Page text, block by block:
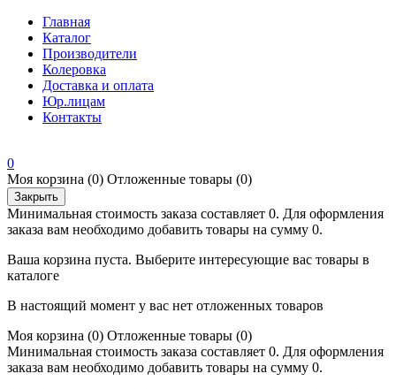
Главная
Каталог
Производители
Колеровка
Доставка и оплата
Юр.лицам
Контакты
0
Моя корзина (0) Отложенные товары (0)
Закрыть
Минимальная стоимость заказа составляет 0. Для оформления
заказа вам необходимо добавить товары на сумму 0.
Ваша корзина пуста. Выберите интересующие вас товары в
каталоге
В настоящий момент у вас нет отложенных товаров
Моя корзина (0) Отложенные товары (0)
Минимальная стоимость заказа составляет 0. Для оформления
заказа вам необходимо добавить товары на сумму 0.